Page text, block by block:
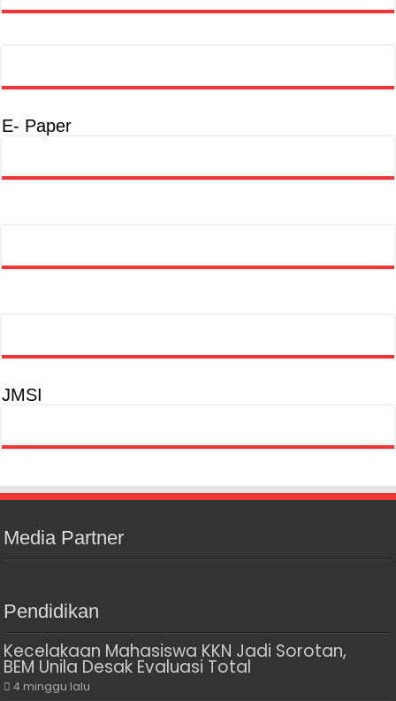
E- Paper
JMSI
Media Partner
Pendidikan
Kecelakaan Mahasiswa KKN Jadi Sorotan,
BEM Unila Desak Evaluasi Total
4 minggu lalu